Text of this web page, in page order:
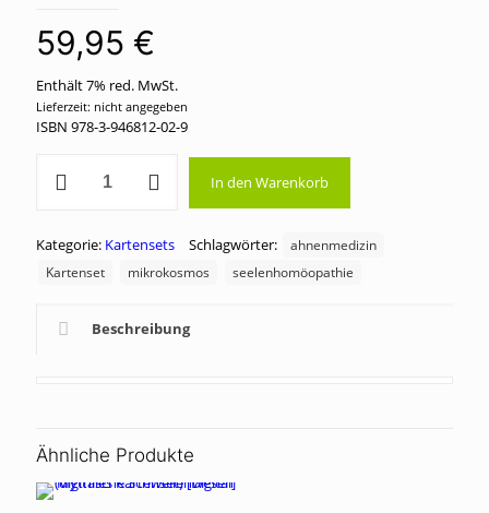
59,95 €
Enthält 7% red. MwSt.
Lieferzeit: nicht angegeben
ISBN 978-3-946812-02-9
Kartenset
Mikrokosmos
In den Warenkorb
Kategorie: Kartensets Schlagwörter:
ahnenmedizin
Kartenset
mikrokosmos seelenhomöopathie
Beschreibung
Ähnliche Produkte